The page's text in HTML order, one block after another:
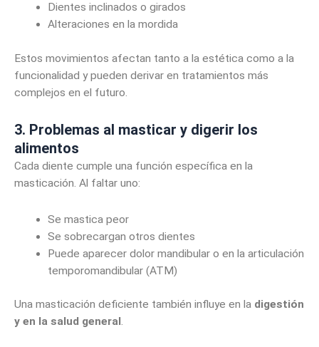
Dientes inclinados o girados
Alteraciones en la mordida
Estos movimientos afectan tanto a la estética como a la
funcionalidad y pueden derivar en tratamientos más
complejos en el futuro.
3. Problemas al masticar y digerir los
alimentos
Cada diente cumple una función específica en la
masticación. Al faltar uno:
Se mastica peor
Se sobrecargan otros dientes
Puede aparecer dolor mandibular o en la articulación
temporomandibular (ATM)
Una masticación deficiente también influye en la digestión
y en la salud general.